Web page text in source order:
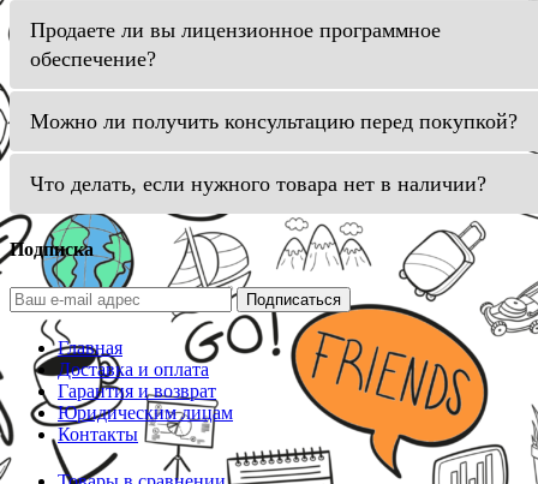
Продаете ли вы лицензионное программное
обеспечение?
Можно ли получить консультацию перед покупкой?
Что делать, если нужного товара нет в наличии?
Подписка
Подписаться
Главная
Доставка и оплата
Гарантия и возврат
Юридическим лицам
Контакты